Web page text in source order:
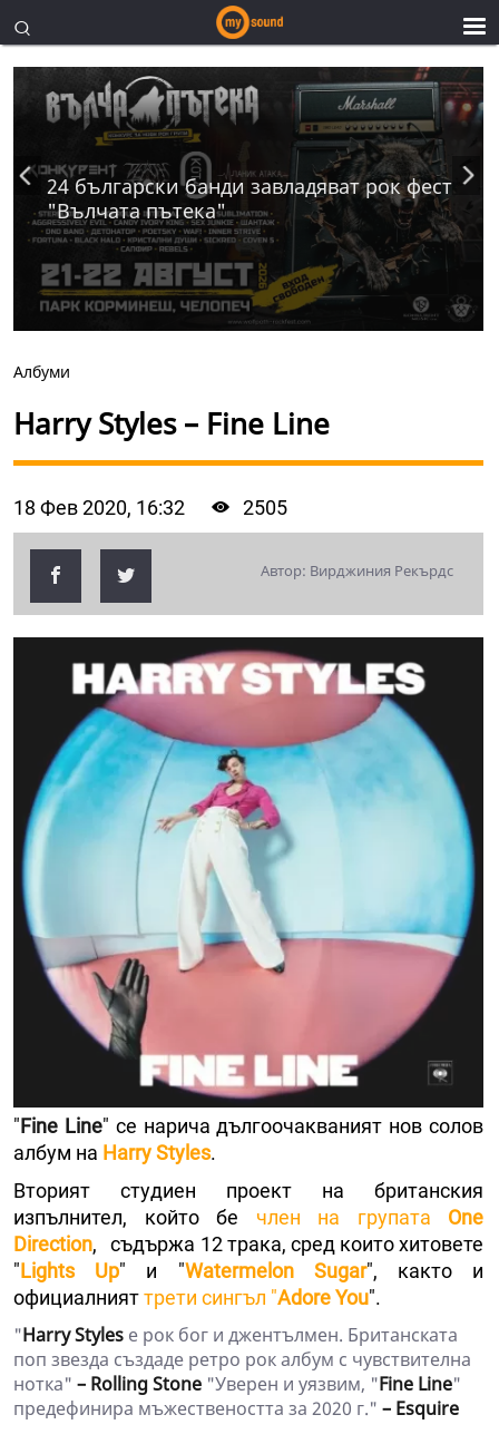
24 български банди завладяват рок фест
"Вълчата пътека"
Албуми
Harry Styles – Fine Line
18 Фев 2020, 16:32 2505
Автор: Вирджиния Рекърдс
"Fine Line" се нарича дългоочакваният нов солов
албум на Harry Styles.
Вторият студиен проект на британския
изпълнител, който бе член на групата One
Direction, съдържа 12 трака, сред които хитовете
"Lights Up" и "Watermelon Sugar", както и
официалнияттрети сингъл "Adore You".
"Harry Styles е рок бог и джентълмен. Британската
поп звезда създаде ретро рок албум с чувствителна
нотка" – Rolling Stone "Уверен и уязвим, "Fine Line"
предефинира мъжествеността за 2020 г." – Esquire